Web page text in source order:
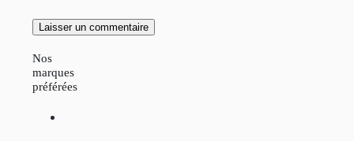
Nos
marques
préférées